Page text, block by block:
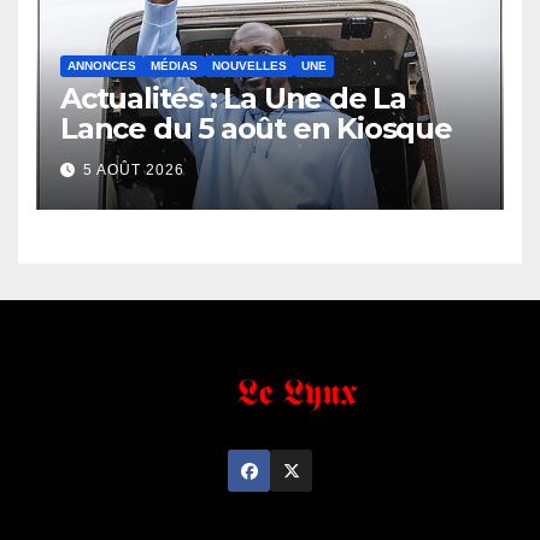
ANNONCES MÉDIAS NOUVELLES UNE
Actualités : La Une de La
Lance du 5 août en Kiosque
5 AOÛT 2026